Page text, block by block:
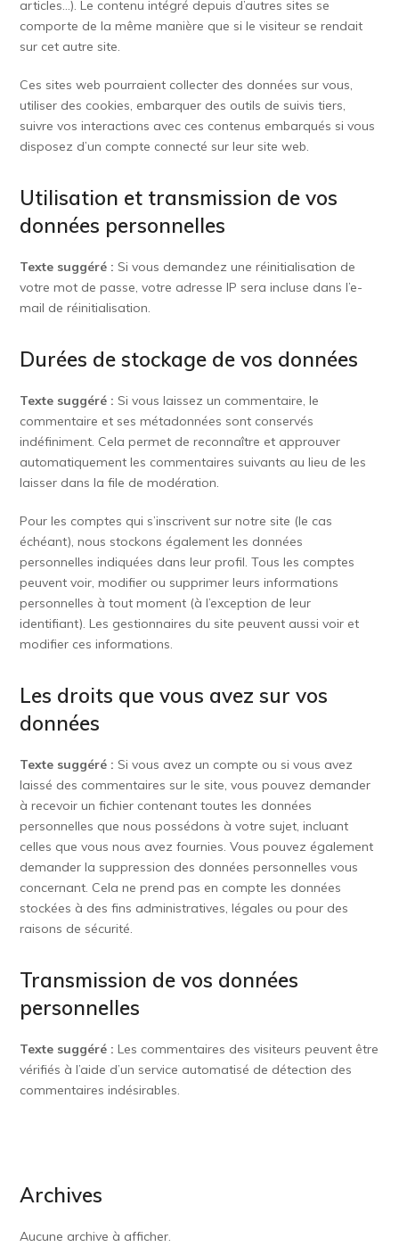
articles…). Le contenu intégré depuis d’autres sites se
comporte de la même manière que si le visiteur se rendait
sur cet autre site.
Ces sites web pourraient collecter des données sur vous,
utiliser des cookies, embarquer des outils de suivis tiers,
suivre vos interactions avec ces contenus embarqués si vous
disposez d’un compte connecté sur leur site web.
Utilisation et transmission de vos
données personnelles
Texte suggéré :Si vous demandez une réinitialisation de
votre mot de passe, votre adresse IP sera incluse dans l’e-
mail de réinitialisation.
Durées de stockage de vos données
Texte suggéré :Si vous laissez un commentaire, le
commentaire et ses métadonnées sont conservés
indéfiniment. Cela permet de reconnaître et approuver
automatiquement les commentaires suivants au lieu de les
laisser dans la file de modération.
Pour les comptes qui s’inscrivent sur notre site (le cas
échéant), nous stockons également les données
personnelles indiquées dans leur profil. Tous les comptes
peuvent voir, modifier ou supprimer leurs informations
personnelles à tout moment (à l’exception de leur
identifiant). Les gestionnaires du site peuvent aussi voir et
modifier ces informations.
Les droits que vous avez sur vos
données
Texte suggéré :Si vous avez un compte ou si vous avez
laissé des commentaires sur le site, vous pouvez demander
à recevoir un fichier contenant toutes les données
personnelles que nous possédons à votre sujet, incluant
celles que vous nous avez fournies. Vous pouvez également
demander la suppression des données personnelles vous
concernant. Cela ne prend pas en compte les données
stockées à des fins administratives, légales ou pour des
raisons de sécurité.
Transmission de vos données
personnelles
Texte suggéré :Les commentaires des visiteurs peuvent être
vérifiés à l’aide d’un service automatisé de détection des
commentaires indésirables.
Archives
Aucune archive à afficher.